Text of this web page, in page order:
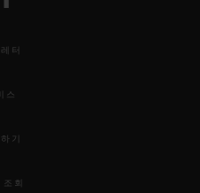
터
스
기
회